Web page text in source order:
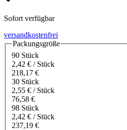
Sofort verfügbar
versandkostenfrei
Packungsgröße
90 Stück
2,42 € / Stück
218,17 €
30 Stück
2,55 € / Stück
76,58 €
98 Stück
2,42 € / Stück
237,19 €